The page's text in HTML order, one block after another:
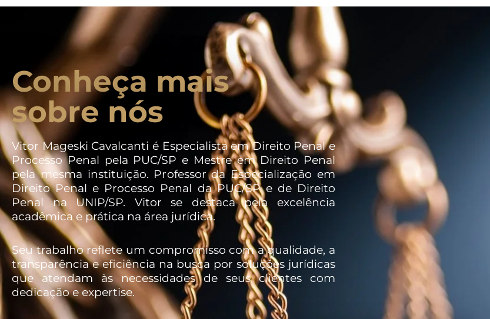
Conheça mais
sobre nós
Vitor Mageski Cavalcanti é Especialista em Direito Penal e
Processo Penal pela PUC/SP e Mestre em Direito Penal
pela mesma instituição. Professor da Especialização em
Direito Penal e Processo Penal da PUC/SP e de Direito
Penal na UNIP/SP. Vitor se destaca pela excelência
acadêmica e prática na área jurídica.
Seu trabalho reflete um compromisso com a qualidade, a
transparência e eficiência na busca por soluções jurídicas
que atendam às necessidades de seus clientes com
dedicação e expertise.